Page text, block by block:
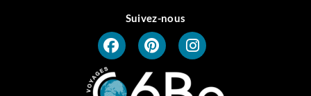
Suivez-nous